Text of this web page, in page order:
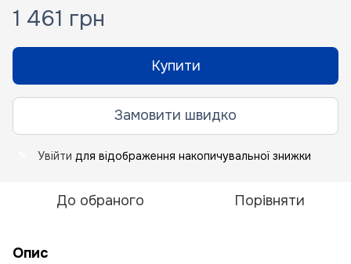
1 461 грн
Купити
Замовити швидко
Увійти для відображення накопичувальної знижки
До обраного Порівняти
Опис